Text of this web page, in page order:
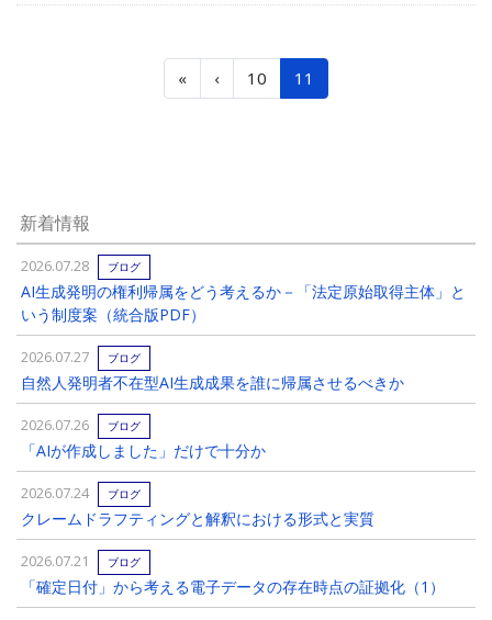
« ‹ 10 11
新着情報
2026.07.28 ブログ
AI生成発明の権利帰属をどう考えるか－「法定原始取得主体」と
いう制度案（統合版PDF）
2026.07.27 ブログ
自然人発明者不在型AI生成成果を誰に帰属させるべきか
2026.07.26 ブログ
「AIが作成しました」だけで十分か
2026.07.24 ブログ
クレームドラフティングと解釈における形式と実質
2026.07.21 ブログ
「確定日付」から考える電子データの存在時点の証拠化（1）